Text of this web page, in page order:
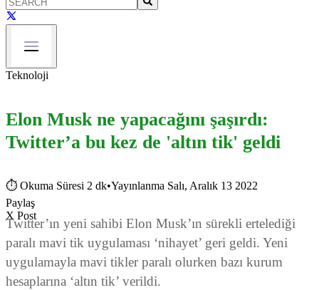
Teknoloji
Elon Musk ne yapacağını şaşırdı:
Twitter’a bu kez de 'altın tik' geldi
⏱ Okuma Süresi 2 dk•Yayınlanma Salı, Aralık 13 2022
Paylaş
X Post
Twitter’ın yeni sahibi Elon Musk’ın sürekli ertelediği
paralı mavi tik uygulaması ‘nihayet’ geri geldi. Yeni
uygulamayla mavi tikler paralı olurken bazı kurum
hesaplarına ‘altın tik’ verildi.